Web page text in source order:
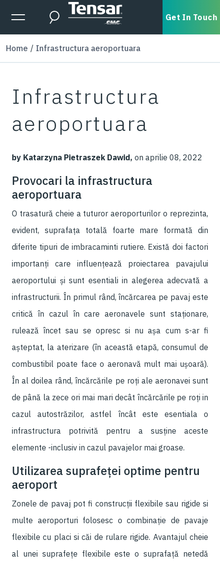
Skip to main content
Expanded Menu Toggle
Search Get In Touch
Home Infrastructura aeroportuara
Infrastructura
aeroportuara
by Katarzyna Pietraszek Dawid, on aprilie 08, 2022
Provocari la infrastructura
aeroportuara
O trasatură cheie a tuturor aeroporturilor o reprezinta,
evident, suprafața totală foarte mare formată din
diferite tipuri de imbracaminti rutiere. Există doi factori
importanți care influențează proiectarea pavajului
aeroportului și sunt esentiali in alegerea adecvată a
infrastructurii. În primul rând, încărcarea pe pavaj este
critică în cazul în care aeronavele sunt staționare,
rulează încet sau se opresc si nu așa cum s-ar fi
așteptat, la aterizare (în această etapă, consumul de
combustibil poate face o aeronavă mult mai ușoară).
În al doilea rând, încărcările pe roți ale aeronavei sunt
de până la zece ori mai mari decât încărcările pe roți in
cazul autostrăzilor, astfel încât este esentiala o
infrastructura potrivită pentru a susține aceste
elemente -inclusiv in cazul pavajelor mai groase.
Utilizarea suprafeței optime pentru
aeroport
Zonele de pavaj pot fi construcții flexibile sau rigide si
multe aeroporturi folosesc o combinație de pavaje
flexibile cu placi si căi de rulare rigide. Avantajul cheie
al unei suprafețe flexibile este o suprafață netedă